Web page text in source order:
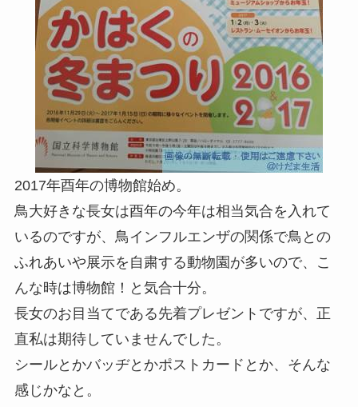
2017年酉年の博物館始め。
鳥大好きな長女は酉年の今年は相当気合を入れて
いるのですが、鳥インフルエンザの関係で鳥との
ふれあいや展示を自粛する動物園が多いので、こ
んな時は博物館！と気合十分。
長女のお目当てである先着プレゼントですが、正
直私は期待していませんでした。
シールとかバッヂとかポストカードとか、そんな
感じかなと。